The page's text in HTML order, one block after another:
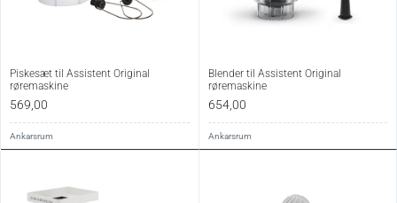
Piskesæt til Assistent Original
røremaskine
569,00
Ankarsrum
Blender til Assistent Original
røremaskine
654,00
Ankarsrum